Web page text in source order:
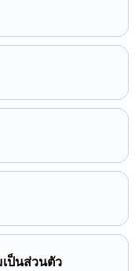
ป็นส่วนตัว